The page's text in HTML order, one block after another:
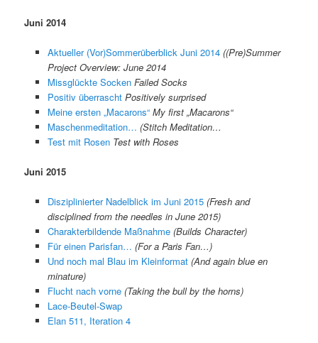
Juni 2014
Aktueller (Vor)Sommerüberblick Juni 2014 ((Pre)Summer
Project Overview: June 2014
Missglückte Socken Failed Socks
Positiv überrascht Positively surprised
Meine ersten „Macarons“ My first „Macarons“
Maschenmeditation… (Stitch Meditation…
Test mit Rosen Test with Roses
Juni 2015
Disziplinierter Nadelblick im Juni 2015 (Fresh and
disciplined from the needles in June 2015)
Charakterbildende Maßnahme (Builds Character)
Für einen Parisfan… (For a Paris Fan…)
Und noch mal Blau im Kleinformat (And again blue en
minature)
Flucht nach vorne (Taking the bull by the horns)
Lace-Beutel-Swap
Elan 511, Iteration 4